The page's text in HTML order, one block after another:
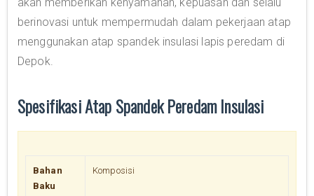
berinovasi untuk mempermudah dalam pekerjaan atap
menggunakan atap spandek insulasi lapis peredam di
Depok.
Spesifikasi Atap Spandek Peredam Insulasi
Bahan
Baku
Komposisi